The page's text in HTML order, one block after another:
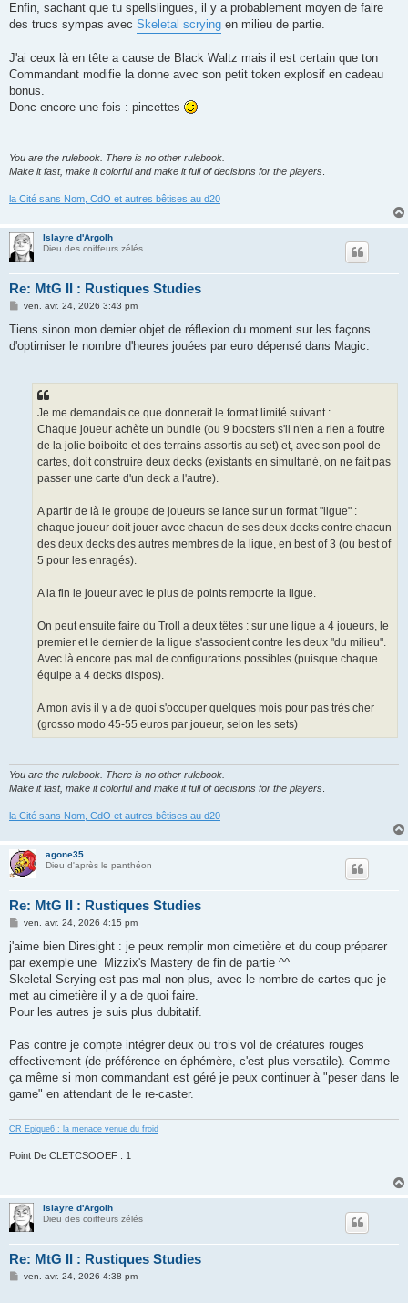
Enfin, sachant que tu spellslingues, il y a probablement moyen de faire
des trucs sympas avec Skeletal scrying en milieu de partie.
J'ai ceux là en tête a cause de Black Waltz mais il est certain que ton
Commandant modifie la donne avec son petit token explosif en cadeau
bonus.
Donc encore une fois : pincettes
You are the rulebook. There is no other rulebook.
Make it fast, make it colorful and make it full of decisions for the players
la Cité sans Nom, CdO et autres bêtises au d20
Islayre d'Argolh
Dieu des coiffeurs zélés
Re: MtG II : Rustiques Studies
M
s
a
ven. avr. 24, 2026 3:43 pm
Tiens sinon mon dernier objet de réflexion du moment sur les façons
d'optimiser le nombre d'heures jouées par euro dépensé dans Magic.
Je me demandais ce que donnerait le format limité suivant :
Chaque joueur achète un bundle (ou 9 boosters s'il n'en a rien a foutre
de la jolie boiboite et des terrains assortis au set) et, avec son pool de
cartes, doit construire deux decks (existants en simultané, on ne fait pas
passer une carte d'un deck a l'autre).
A partir de là le groupe de joueurs se lance sur un format "ligue" :
chaque joueur doit jouer avec chacun de ses deux decks contre chacun
des deux decks des autres membres de la ligue, en best of 3 (ou best of
5 pour les enragés).
A la fin le joueur avec le plus de points remporte la ligue.
On peut ensuite faire du Troll a deux têtes : sur une ligue a 4 joueurs, le
premier et le dernier de la ligue s'associent contre les deux "du milieu".
Avec là encore pas mal de configurations possibles (puisque chaque
équipe a 4 decks dispos).
A mon avis il y a de quoi s'occuper quelques mois pour pas très cher
(grosso modo 45-55 euros par joueur, selon les sets)
You are the rulebook. There is no other rulebook.
Make it fast, make it colorful and make it full of decisions for the players
la Cité sans Nom, CdO et autres bêtises au d20
agone35
Dieu d'après le panthéon
Re: MtG II : Rustiques Studies
M
s
a
g
ven. avr. 24, 2026 4:15 pm
j'aime bien Diresight : je peux remplir mon cimetière et du coup préparer
par exemple une Mizzix's Mastery de fin de partie ^^
Skeletal Scrying est pas mal non plus, avec le nombre de cartes que je
met au cimetière il y a de quoi faire.
Pour les autres je suis plus dubitatif.
Pas contre je compte intégrer deux ou trois vol de créatures rouges
effectivement (de préférence en éphémère, c'est plus versatile). Comme
ça même si mon commandant est géré je peux continuer à "peser dans le
game" en attendant de le re-caster.
CR Epique6 : la menace venue du froid
Point De CLETCSOOEF : 1
Islayre d'Argolh
Dieu des coiffeurs zélés
Re: MtG II : Rustiques Studies
Mven. avr. 24, 2026 4:38 pm